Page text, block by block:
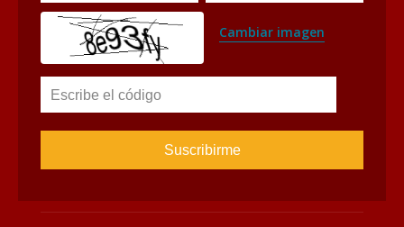
Cambiar imagen
Escribe el código